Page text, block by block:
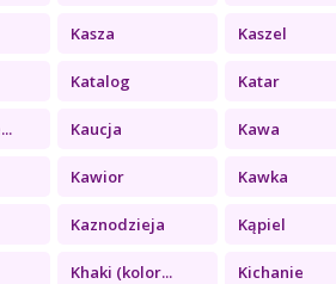
Kasza Kaszel
Katalog Katar
Kaucja Kawa
Kawior Kawka
Kaznodzieja Kąpiel
Khaki (kolor... Kichanie